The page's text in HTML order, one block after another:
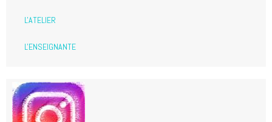
L'ATELIER
L'ENSEIGNANTE